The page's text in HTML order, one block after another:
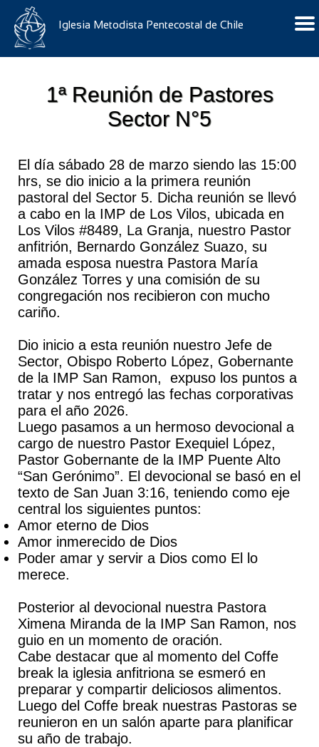
Iglesia Metodista Pentecostal de Chile
1ª Reunión de Pastores
Sector N°5
El día sábado 28 de marzo siendo las 15:00
hrs, se dio inicio a la primera reunión
pastoral del Sector 5. Dicha reunión se llevó
a cabo en la IMP de Los Vilos, ubicada en
Los Vilos #8489, La Granja, nuestro Pastor
anfitrión, Bernardo González Suazo, su
amada esposa nuestra Pastora María
González Torres y una comisión de su
congregación nos recibieron con mucho
cariño.
Dio inicio a esta reunión nuestro Jefe de
Sector, Obispo Roberto López, Gobernante
de la IMP San Ramon, expuso los puntos a
tratar y nos entregó las fechas corporativas
para el año 2026.
Luego pasamos a un hermoso devocional a
cargo de nuestro Pastor Exequiel López,
Pastor Gobernante de la IMP Puente Alto
“San Gerónimo”. El devocional se basó en el
texto de San Juan 3:16, teniendo como eje
central los siguientes puntos:
Amor eterno de Dios
Amor inmerecido de Dios
Poder amar y servir a Dios como El lo
merece.
Posterior al devocional nuestra Pastora
Ximena Miranda de la IMP San Ramon, nos
guio en un momento de oración.
Cabe destacar que al momento del Coffe
break la iglesia anfitriona se esmeró en
preparar y compartir deliciosos alimentos.
Luego del Coffe break nuestras Pastoras se
reunieron en un salón aparte para planificar
su año de trabajo.